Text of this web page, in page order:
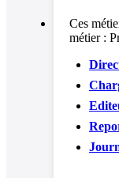
Ces
métier :